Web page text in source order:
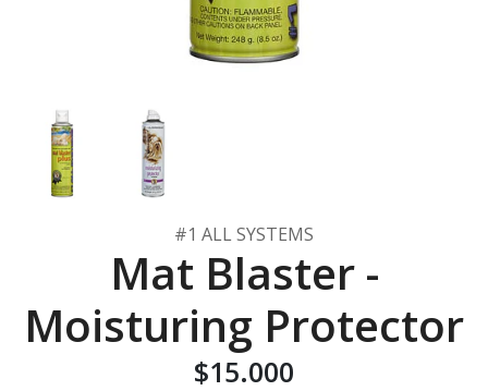
#1 ALL SYSTEMS
Mat Blaster -
Moisturing Protector
$15.000